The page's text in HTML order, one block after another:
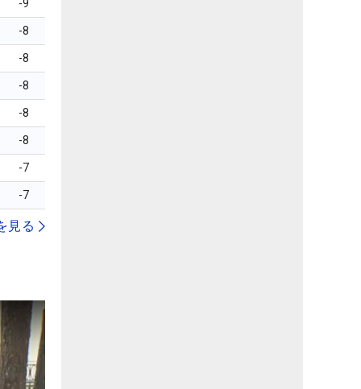
-9
-8
-8
-8
-8
-8
-7
-7
見る